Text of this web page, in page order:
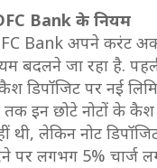
Bank के नियम
Bank अपने करंट
बदलने जा रहा है.
डिपॉजिट पर नई
तक इन छोटे नोटों के कैश
थी, लेकिन नोट
पर लगभग 5% चार्ज